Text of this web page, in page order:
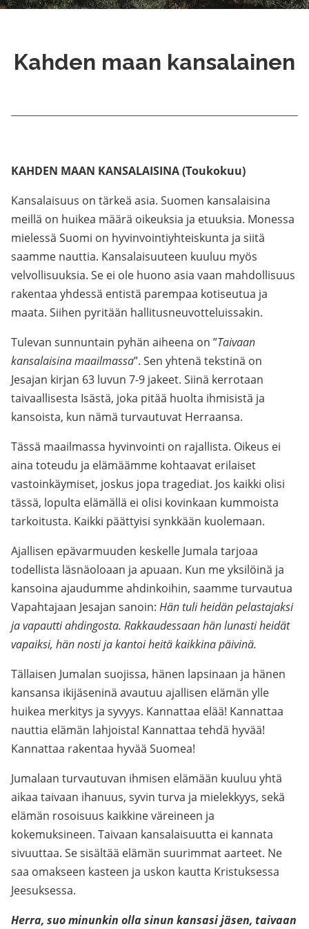
Kahden maan kansalainen
KAHDEN MAAN KANSALAISINA (Toukokuu)
Kansalaisuus on tärkeä asia. Suomen kansalaisina
meillä on huikea määrä oikeuksia ja etuuksia. Monessa
mielessä Suomi on hyvinvointiyhteiskunta ja siitä
saamme nauttia. Kansalaisuuteen kuuluu myös
velvollisuuksia. Se ei ole huono asia vaan mahdollisuus
rakentaa yhdessä entistä parempaa kotiseutua ja
maata. Siihen pyritään hallitusneuvotteluissakin.
Tulevan sunnuntain pyhän aiheena on ”Taivaan
kansalaisina maailmassa”. Sen yhtenä tekstinä on
Jesajan kirjan 63 luvun 7-9 jakeet. Siinä kerrotaan
taivaallisesta Isästä, joka pitää huolta ihmisistä ja
kansoista, kun nämä turvautuvat Herraansa.
Tässä maailmassa hyvinvointi on rajallista. Oikeus ei
aina toteudu ja elämäämme kohtaavat erilaiset
vastoinkäymiset, joskus jopa tragediat. Jos kaikki olisi
tässä, lopulta elämällä ei olisi kovinkaan kummoista
tarkoitusta. Kaikki päättyisi synkkään kuolemaan.
Ajallisen epävarmuuden keskelle Jumala tarjoaa
todellista läsnäoloaan ja apuaan. Kun me yksilöinä ja
kansoina ajaudumme ahdinkoihin, saamme turvautua
Vapahtajaan Jesajan sanoin: Hän tuli heidän pelastajaksi
ja vapautti ahdingosta. Rakkaudessaan hän lunasti heidät
vapaiksi, hän nosti ja kantoi heitä kaikkina päivinä.
Tällaisen Jumalan suojissa, hänen lapsinaan ja hänen
kansansa ikijäseninä avautuu ajallisen elämän ylle
huikea merkitys ja syvyys. Kannattaa elää! Kannattaa
nauttia elämän lahjoista! Kannattaa tehdä hyvää!
Kannattaa rakentaa hyvää Suomea!
Jumalaan turvautuvan ihmisen elämään kuuluu yhtä
aikaa taivaan ihanuus, syvin turva ja mielekkyys, sekä
elämän rosoisuus kaikkine väreineen ja
kokemuksineen. Taivaan kansalaisuutta ei kannata
sivuuttaa. Se sisältää elämän suurimmat aarteet. Ne
saa omakseen kasteen ja uskon kautta Kristuksessa
Jeesuksessa.
Herra, suo minunkin olla sinun kansasi jäsen, taivaan